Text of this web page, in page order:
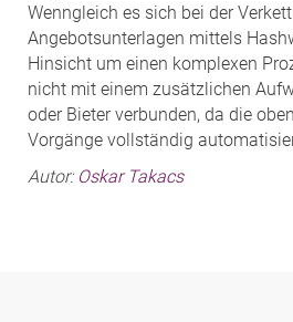
Wenngleich es sich bei der
Angebotsunterlagen mittels
Hinsicht um einen komplexen
nicht mit einem zusätzlichen
oder Bieter verbunden, da die
Vorgänge vollständig
Autor: Oskar Takacs